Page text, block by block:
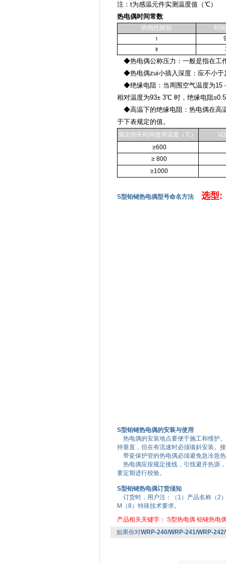
注：t为感温元件实测温度值（℃）
热电偶时间常数
热惰性级别 时
Ⅰ
Ⅱ
◆热电偶公称压力：一般是指在工
◆热电偶zui小插入深度：应不小于
◆绝缘电阻：当周围空气温度为15
相对温度为93± 3℃ 时，绝缘电阻
◆高温下的绝缘电阻：热电偶在高
于下表规定的值。
规定的长时间使用温度（℃）
试
≥600
≥ 800
≥1000
S型铂铑热电偶型号命名方法 选型:
S型铂铑热电偶的安装与使用
热电偶的安装地点要便于施工和维护
持垂直，但在有流速时必须顷斜安装。
带瓷保护管的热电偶必须避免急冷急
热电偶应按规定接线，引线避开热源
要定期进行校验。
S型铂铑热电偶订货须知
订货时，用户注：（1）产品名称（2
M（8）特殊技术要求。
产品相关关键字： S型热电偶 铂铑热电
如果你对WRP-240/WRP-241/WRP-